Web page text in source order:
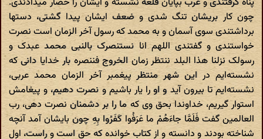
چون کار بریشان تنگ شدی و ضعف ایشان پیدا گشتی، دستها
برداشتندی سوی آسمان و به محمد که رسول آخر الزمان است نصرت
خواستندی و گفتندی اللهم انا نستنصرک بالنبی محمد عبدک و
رسولک نزلنا هذا البلد ننتظر زمان الخروج فننصره بار خدایا دانی که
نشسته‌ایم در این شهر منتظر پیغمبر آخر الزمان محمد عربی،
نشسته‌ایم تا بیرون آید و او را یار باشیم و نصرت دهیم، و پیغامش
استوار گیریم، خداوندا بحق وی که ما را بر دشمنان نصرت دهی، رب
العالمین گفت فَلَمَّا جاءَهُمْ ما عَرَفُوا کَفَرُوا بِهِ چون بایشان آمد آنچه
شناخته بودند و دانسته و از کتاب خوانده که حق است و راست، اول